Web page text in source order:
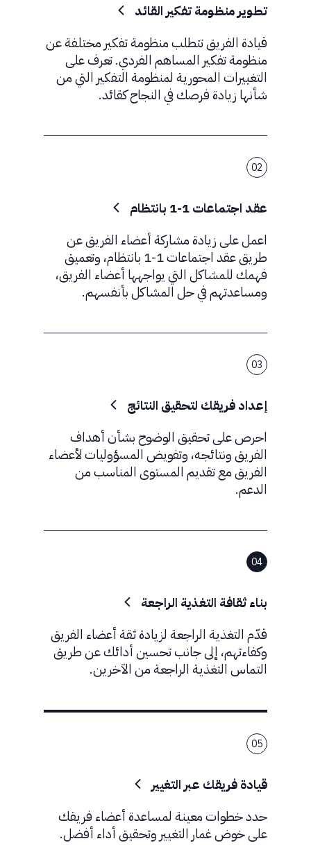
تطوير منظومة تفكير القائد
قيادة الفريق تتطلب منظومة تفكير مختلفة عن
منظومة تفكير المساهم الفردي. تعرف على
التغييرات المحورية لمنظومة التفكير التي من
شأنها زيادة فرصك في النجاح كقائد.
02
عقد اجتماعات 1-1 بانتظام
اعمل على زيادة مشاركة أعضاء الفريق عن
طريق عقد اجتماعات 1-1 بانتظام، وتعميق
فهمك للمشاكل التي يواجهها أعضاء الفريق،
ومساعدتهم في حل المشاكل بأنفسهم.
03
إعداد فريقك لتحقيق النتائج
احرص على تحقيق الوضوح بشأن أهداف
الفريق ونتائجه، وتفويض المسؤوليات لأعضاء
الفريق مع تقديم المستوى المناسب من
الدعم.
04
بناء ثقافة التغذية الراجعة
قدّم التغذية الراجعة لزيادة ثقة أعضاء الفريق
وكفاءتهم، إلى جانب تحسين أدائك عن طريق
التماس التغذية الراجعة من الآخرين.
05
قيادة فريقك عبر التغيير
حدد خطوات معينة لمساعدة أعضاء فريقك
على خوض غمار التغيير وتحقيق أداء أفضل.